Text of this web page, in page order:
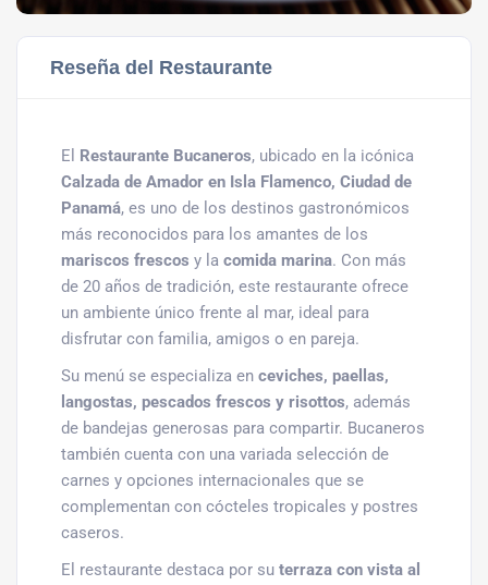
Reseña del Restaurante
El Restaurante Bucaneros, ubicado en la icónica
Calzada de Amador en Isla Flamenco, Ciudad de
Panamá, es uno de los destinos gastronómicos
más reconocidos para los amantes de los
mariscos frescos y la comida marina. Con más
de 20 años de tradición, este restaurante ofrece
un ambiente único frente al mar, ideal para
disfrutar con familia, amigos o en pareja.
Su menú se especializa en ceviches, paellas,
langostas, pescados frescos y risottos, además
de bandejas generosas para compartir. Bucaneros
también cuenta con una variada selección de
carnes y opciones internacionales que se
complementan con cócteles tropicales y postres
caseros.
El restaurante destaca por su terraza con vista al